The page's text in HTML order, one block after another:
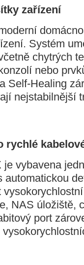
zařízení
Systém
chytrých
nebo
Self-Healing
nejstabilnější
rychlé
vybavena
automatickou
NAS úložiště,
port